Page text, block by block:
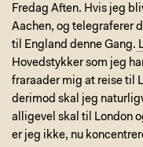
Fredag Aften. Hvis jeg
Aachen, og telegraferer
til England denne Gang.
Hovedstykker som jeg
fraraader mig at reise til
derimod skal jeg
alligevel skal til London
er jeg ikke, nu